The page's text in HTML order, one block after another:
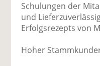
Schulungen der
und
Erfolgsrezepts von
Hoher